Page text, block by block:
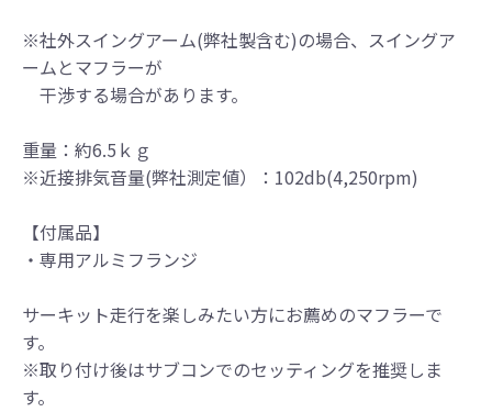
※社外スイングアーム(弊社製含む)の場合、スイングア
ームとマフラーが
干渉する場合があります。
重量：約6.5ｋｇ
※近接排気音量(弊社測定値）：102db(4,250rpm)
【付属品】
・専用アルミフランジ
サーキット走行を楽しみたい方にお薦めのマフラーで
す。
※取り付け後はサブコンでのセッティングを推奨しま
す。
なお、取付時、使用時、その他で起きた全て
の事故、故障に対し保険、保証等は一切無
く、商品の返品、クレーム等も受付できませ
んので、あらかじめご了承ください。
無く変更となる場合がありますので了承願い
ます。
すのでご了承願います。